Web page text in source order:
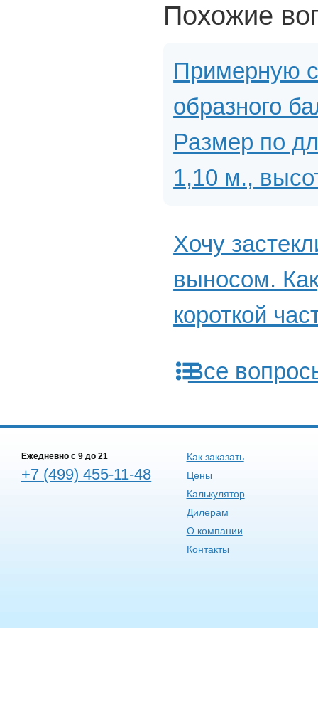
Похожие
Примерную
образного
Размер по
1,10 м.,
Хочу
выносом.
короткой
Все
Ежедневно c 9 до 21
+7 (499) 455-11-48
Как заказать
Цены
Калькулятор
Дилерам
О компании
Контакты